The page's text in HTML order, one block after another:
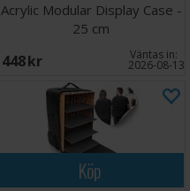
Acrylic Modular Display Case -
25 cm
448 SEK Väntas in:
2026-08-13
Köp